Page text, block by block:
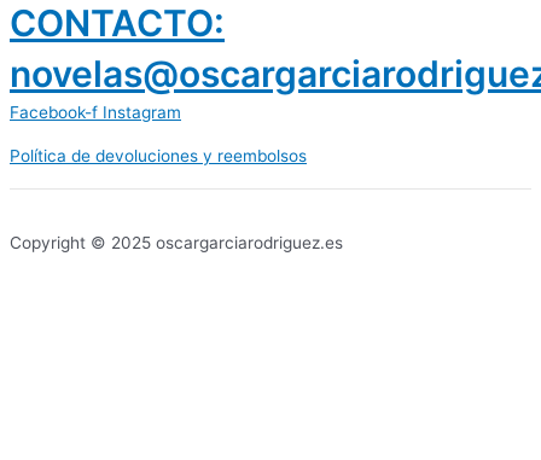
CONTACTO:
Facebook-f Instagram
Política de devoluciones y reembolsos
Copyright © 2025 oscargarciarodriguez.es